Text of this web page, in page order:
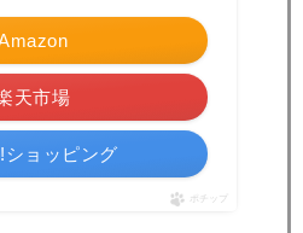
天市場
ショッピング
ポチップ